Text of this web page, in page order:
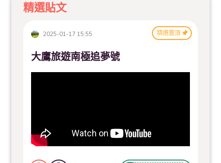
精選貼文
2025-01-17 15:55 精選置頂
大鷹旅遊南極追夢號